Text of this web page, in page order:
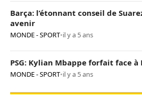
Barça: l’étonnant conseil de
avenir
MONDE - SPORT•il y a 5 ans
PSG: Kylian Mbappe forfait face à
MONDE - SPORT•il y a 5 ans